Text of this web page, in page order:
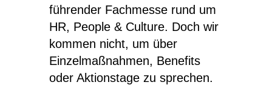
führender Fachmesse rund um
HR, People & Culture. Doch wir
kommen nicht, um über
Einzelmaßnahmen, Benefits
oder Aktionstage zu sprechen.